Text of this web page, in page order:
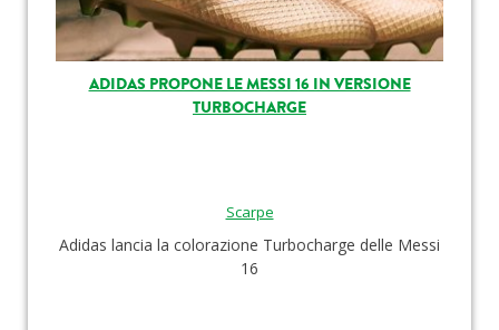
ADIDAS PROPONE LE MESSI 16 IN VERSIONE
TURBOCHARGE
Scarpe
Adidas lancia la colorazione Turbocharge delle Messi
16